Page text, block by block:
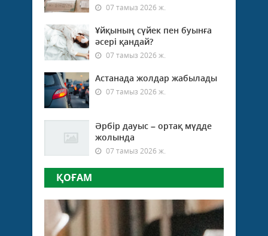
07 тамыз 2026 ж.
Ұйқының сүйек пен буынға
әсері қандай?
07 тамыз 2026 ж.
Астанада жолдар жабылады
07 тамыз 2026 ж.
Әрбір дауыс – ортақ мүдде
жолында
07 тамыз 2026 ж.
ҚОҒАМ